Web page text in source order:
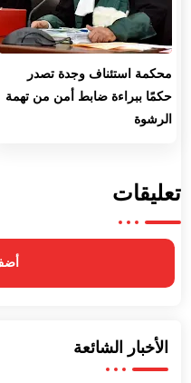
محكمة استئناف وجدة تصدر
حكمًا ببراءة ضابط أمن من تهمة
الرشوة
تعليقات
الأخبار الشائعة